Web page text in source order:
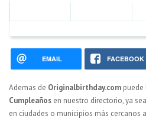
EMAIL FACEBOOK
Ademas de Originalbirthday.com
Cumpleaños en nuestro directorio, ya
en ciudades o municipios más cercanos